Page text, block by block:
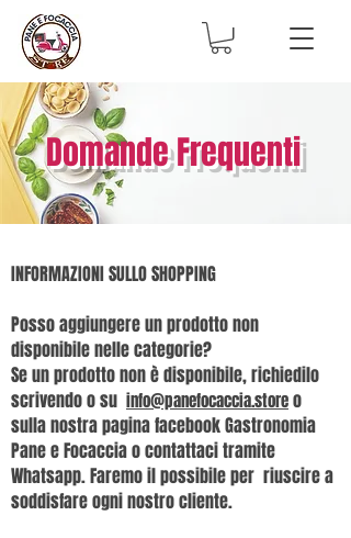
Domande Frequenti
INFORMAZIONI SULLO SHOPPING​
Posso aggiungere un prodotto non
disponibile nelle categorie?
Se un prodotto non è disponibile, richiedilo
scrivendo o su info@panefocaccia.storeo
sulla nostra pagina facebook Gastronomia
Pane e Focaccia o contattaci tramite
Whatsapp. Faremo il possibile per riuscire a
soddisfare ogni nostro cliente.